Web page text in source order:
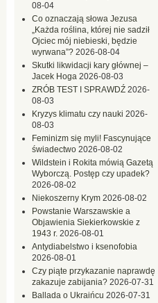
08-04
Co oznaczają słowa Jezusa
„Każda roślina, której nie sadził
Ojciec mój niebieski, będzie
wyrwana”? 2026-08-04
Skutki likwidacji kary głównej –
Jacek Hoga 2026-08-03
ZRÓB TEST I SPRAWDŹ 2026-
08-03
Kryzys klimatu czy nauki 2026-
08-03
Feminizm się myli! Fascynujące
świadectwo 2026-08-02
Wildstein i Rokita mówią Gazetą
Wyborczą. Postęp czy upadek?
2026-08-02
Niekoszerny Krym 2026-08-02
Powstanie Warszawskie a
Objawienia Siekierkowskie z
1943 r. 2026-08-01
Antydiabelstwo i ksenofobia
2026-08-01
Czy piąte przykazanie naprawdę
zakazuje zabijania? 2026-07-31
Ballada o Ukraińcu 2026-07-31